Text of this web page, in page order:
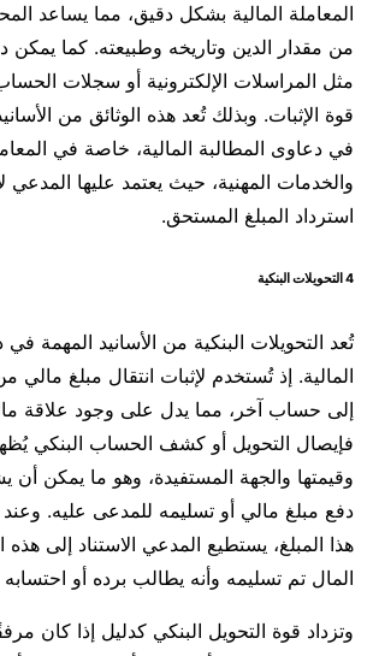
المعاملة المالية بشكل دقيق، مما يساعد
من مقدار الدين وتاريخه وطبيعته. كما يمكن
مثل المراسلات الإلكترونية أو سجلات الحساب
قوة الإثبات. وبذلك تُعد هذه الوثائق من
في دعاوى المطالبة المالية، خاصة في
والخدمات المهنية، حيث يعتمد عليها المدعي
استرداد المبلغ المستحق.
4 التحويلات البنكية
تُعد التحويلات البنكية من الأسانيد المهمة
المالية. إذ تُستخدم لإثبات انتقال مبلغ
إلى حساب آخر، مما يدل على وجود علاقة
فإيصال التحويل أو كشف الحساب البنكي يُظهر
وقيمتها والجهة المستفيدة، وهو ما يمكن أن
دفع مبلغ مالي أو تسليمه للمدعى عليه.
هذا المبلغ، يستطيع المدعي الاستناد إلى هذه
المال تم تسليمه وأنه يطالب برده أو
وتزداد قوة التحويل البنكي كدليل إذا كان